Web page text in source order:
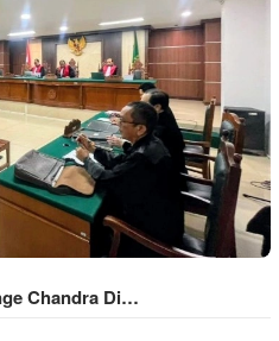
Chandra Di…